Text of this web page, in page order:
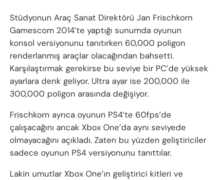
Stüdyonun Araç Sanat Direktörü Jan Frischkorn
Gamescom 2014’te yaptığı sunumda oyunun
konsol versiyonunu tanıtırken 60,000 poligon
renderlanmış araçlar olacağından bahsetti.
Karşılaştırmak gerekirse bu seviye bir PC’de yüksek
ayarlara denk geliyor. Ultra ayar ise 200,000 ile
300,000 poligon arasında değişiyor.
Frischkorn ayrıca oyunun PS4’te 60fps’de
çalışacağını ancak Xbox One’da aynı seviyede
olmayacağını açıkladı. Zaten bu yüzden geliştiriciler
sadece oyunun PS4 versiyonunu tanıttılar.
Lakin umutlar Xbox One’ın geliştirici kitleri ve